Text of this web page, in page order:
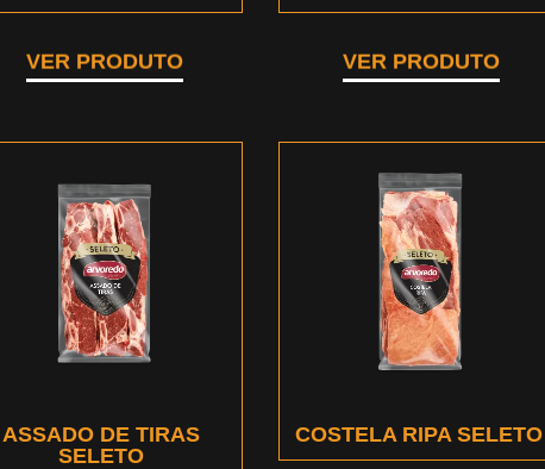
VER PRODUTO VER PRODUTO
ASSADO DE TIRAS
SELETO
COSTELA RIPA SELETO